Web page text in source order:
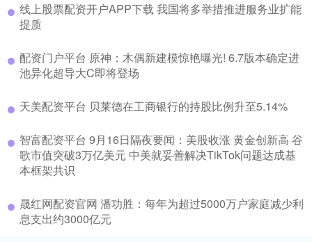
线上股票配资开户APP下载 我国将多举措推进服务业扩能
提质
配资门户平台 原神：木偶新建模惊艳曝光! 6.7版本确定进
池异化超导大C即将登场
天美配资平台 贝莱德在工商银行的持股比例升至5.14%
智富配资平台 9月16日隔夜要闻：美股收涨 黄金创新高 谷
歌市值突破3万亿美元 中美就妥善解决TikTok问题达成基
本框架共识
晟红网配资官网 潘功胜：每年为超过5000万户家庭减少利
息支出约3000亿元